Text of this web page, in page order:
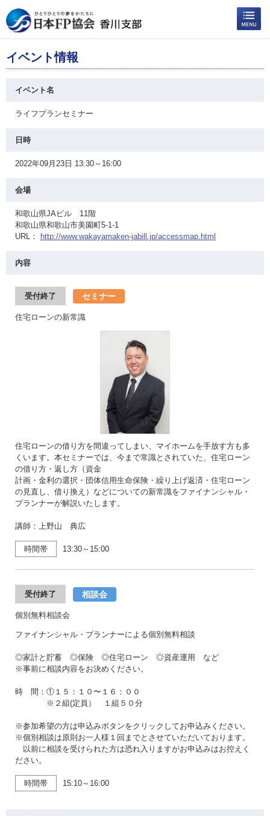
イベント情報
イベント名
ライフプランセミナー
日時
2022年09月23日 13:30～16:00
会場
和歌山県JAビル 11階
和歌山県和歌山市美園町5-1-1
URL：
http://www.wakayamaken-jabill.jp/accessmap.html
内容
受付終了 セミナー
住宅ローンの新常識
住宅ローンの借り方を間違ってしまい、マイホームを手放す方も多
くいます。本セミナーでは、今まで常識とされていた、住宅ローン
の借り方・返し方（資金
計画・金利の選択・団体信用生命保険・繰り上げ返済・住宅ローン
の見直し、借り換え）などについての新常識をファイナンシャル・
プランナーが解説いたします。
講師：上野山 典広
時間帯 13:30～15:00
受付終了 相談会
個別無料相談会
ファイナンシャル・プランナーによる個別無料相談
◎家計と貯蓄 ◎保険 ◎住宅ローン ◎資産運用 など
※事前に相談内容をお決めください。
時 間：①１５：１０〜１６：００
※２組(定員） １組５０分
※参加希望の方は申込みボタンをクリックしてお申込みください。
※個別相談は原則お一人様１回までとさせていただいております。
以前に相談を受けられた方は恐れ入りますがお申込みはお控えく
ださい。
時間帯 15:10～16:00